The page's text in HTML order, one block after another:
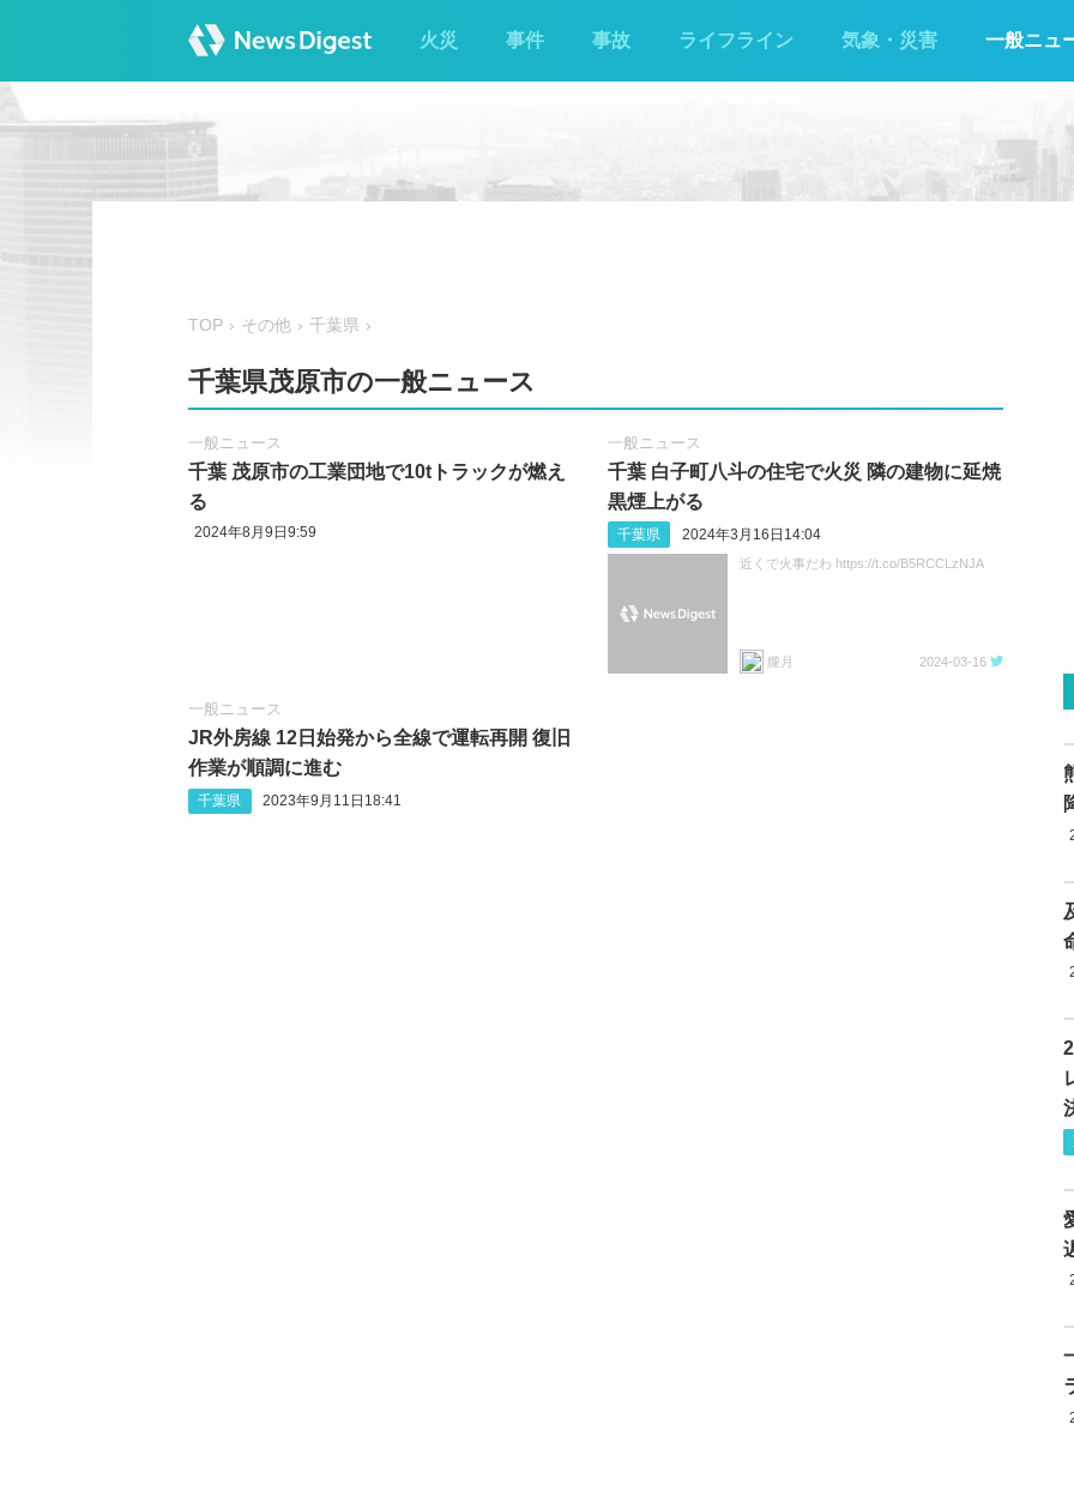
火災 事件 事故 ライフライン 気象・災害 一般ニュ
TOP その他 千葉県
千葉県茂原市の一般ニュース
一般ニュース
千葉 茂原市の工業団地で10tトラックが燃え
る
2024年8月9日9:59
一般ニュース
千葉 白子町八斗の住宅で火災 隣の建物に延焼
黒煙上がる
千葉県 2024年3月16日14:04
近くで火事だわ https://t.co/B5RCCLzNJA
朧月 2024-03-16
一般ニュース
JR外房線 12日始発から全線で運転再開 復旧
作業が順調に進む
千葉県 2023年9月11日18:41